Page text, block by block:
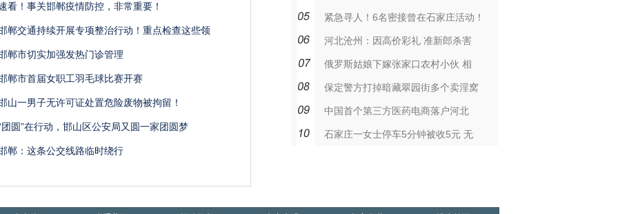
看！事关邯郸疫情防控，非常重要！
郸交通持续开展专项整治行动！重点检查这些领
郸市切实加强发热门诊管理
郸市首届女职工羽毛球比赛开赛
山一男子无许可证处置危险废物被拘留！
团圆”在行动，邯山区公安局又圆一家团圆梦
郸：这条公交线路临时绕行
紧急寻人！6名密接曾在石家庄活动！
河北沧州：因高价彩礼 准新郎杀害
俄罗斯姑娘下嫁张家口农村小伙 相
保定警方打掉暗藏翠园街多个卖淫窝
中国首个第三方医药电商落户河北
石家庄一女士停车5分钟被收5元 无